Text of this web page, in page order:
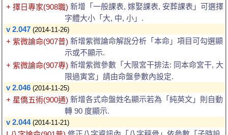
+ 擇日專家(908職) 新增「一般課表, 嫁娶課表, 安葬課表」可選擇
字體大小「大, 中, 小」.
v 2.047 (2014-11-26)
+ 紫微論命(907普) 新增紫微論命解說分析「本命」項目可勾選顯
示或不顯示.
+ 紫微論命(907專) 新增紫微參數「大限宮干排法: 同本命宮干, 大
限過寅宮」請由命盤參數內設定.
v 2.046 (2014-11-25)
+ 星僑五術(900通) 新增各式命盤姓名顯示若為「純英文」則自動
轉 90 度顯示.
v 2.044 (2014-11-21)